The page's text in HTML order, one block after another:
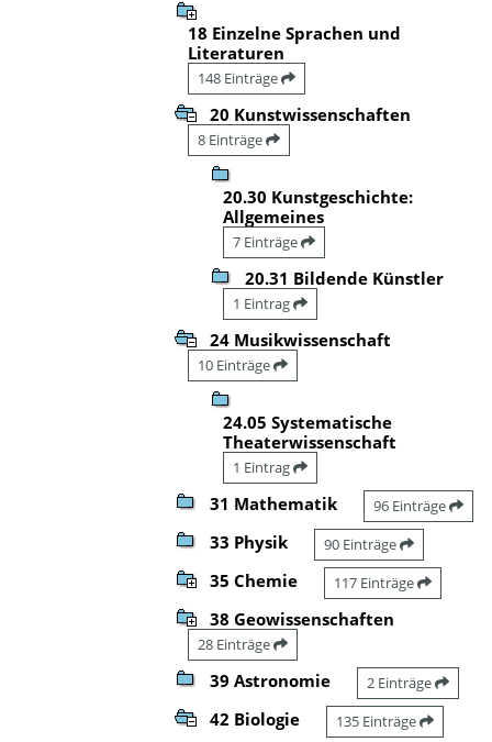
18 Einzelne Sprachen und
Literaturen
148 Einträge
20 Kunstwissenschaften
8 Einträge
20.30 Kunstgeschichte:
Allgemeines
7 Einträge
20.31 Bildende Künstler
1 Eintrag
24 Musikwissenschaft
10 Einträge
24.05 Systematische
Theaterwissenschaft
1 Eintrag
31 Mathematik 96 Einträge
33 Physik 90 Einträge
35 Chemie 117 Einträge
38 Geowissenschaften
28 Einträge
39 Astronomie 2 Einträge
42 Biologie 135 Einträge